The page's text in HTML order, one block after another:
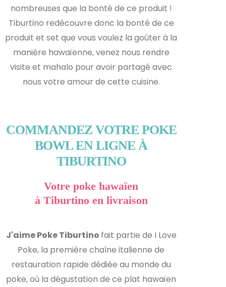
nombreuses que la bonté de ce produit !
Tiburtino redécouvre donc la bonté de ce
produit et set que vous voulez la goûter à la
manière hawaïenne, venez nous rendre
visite et mahalo pour avoir partagé avec
nous votre amour de cette cuisine.
COMMANDEZ VOTRE POKE
BOWL EN LIGNE À
TIBURTINO
Votre poke hawaïen
à Tiburtino en livraison
J'aime Poke Tiburtino fait partie de I Love
Poke, la première chaîne italienne de
restauration rapide dédiée au monde du
poke, où la dégustation de ce plat hawaïen